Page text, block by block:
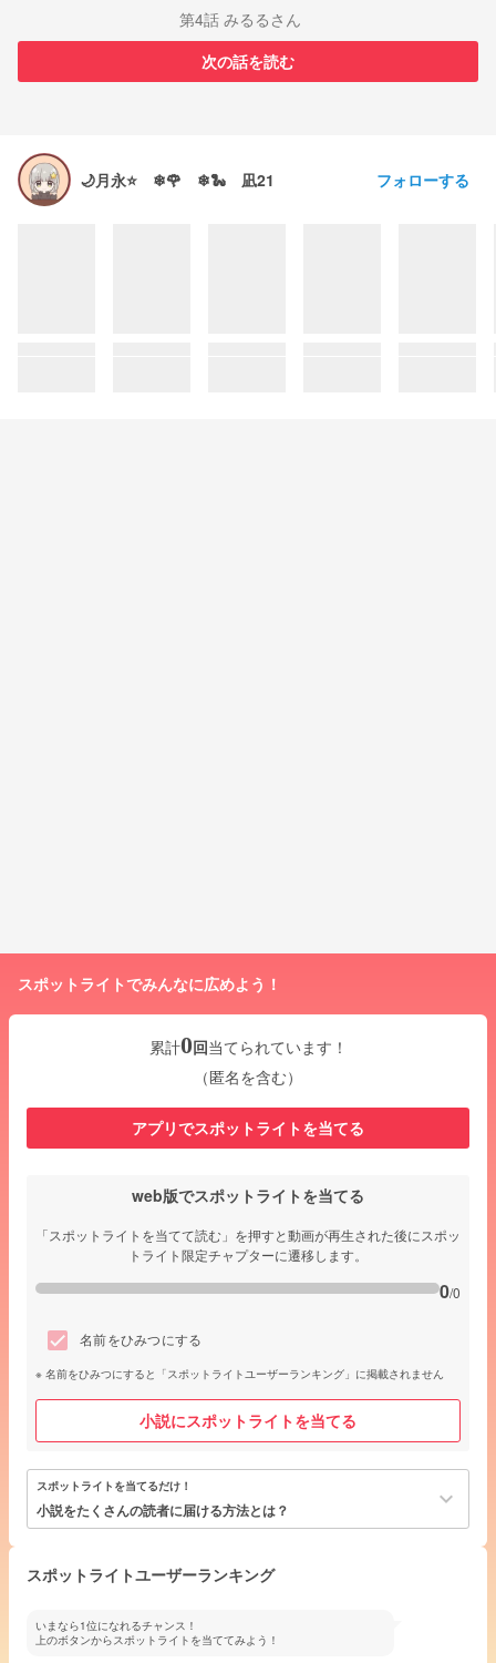
第4話 みるるさん
次の話を読む
🌙月永⭐ ❄🌹 ❄🐍 凪21 フォローする
スポットライトでみんなに広めよう！
累計0回当てられています！
（匿名を含む）
アプリでスポットライトを当てる
web版でスポットライトを当てる
「スポットライトを当てて読む」を押すと動画が再生された後にスポッ
トライト限定チャプターに遷移します。
0/0
名前をひみつにする
名前をひみつにすると「スポットライトユーザーランキング」に掲載されません
小説にスポットライトを当てる
スポットライトを当てるだけ！
小説をたくさんの読者に届ける方法とは？ keyboard_arrow_down
スポットライトユーザーランキング
いまなら1位になれるチャンス！
上のボタンからスポットライトを当ててみよう！